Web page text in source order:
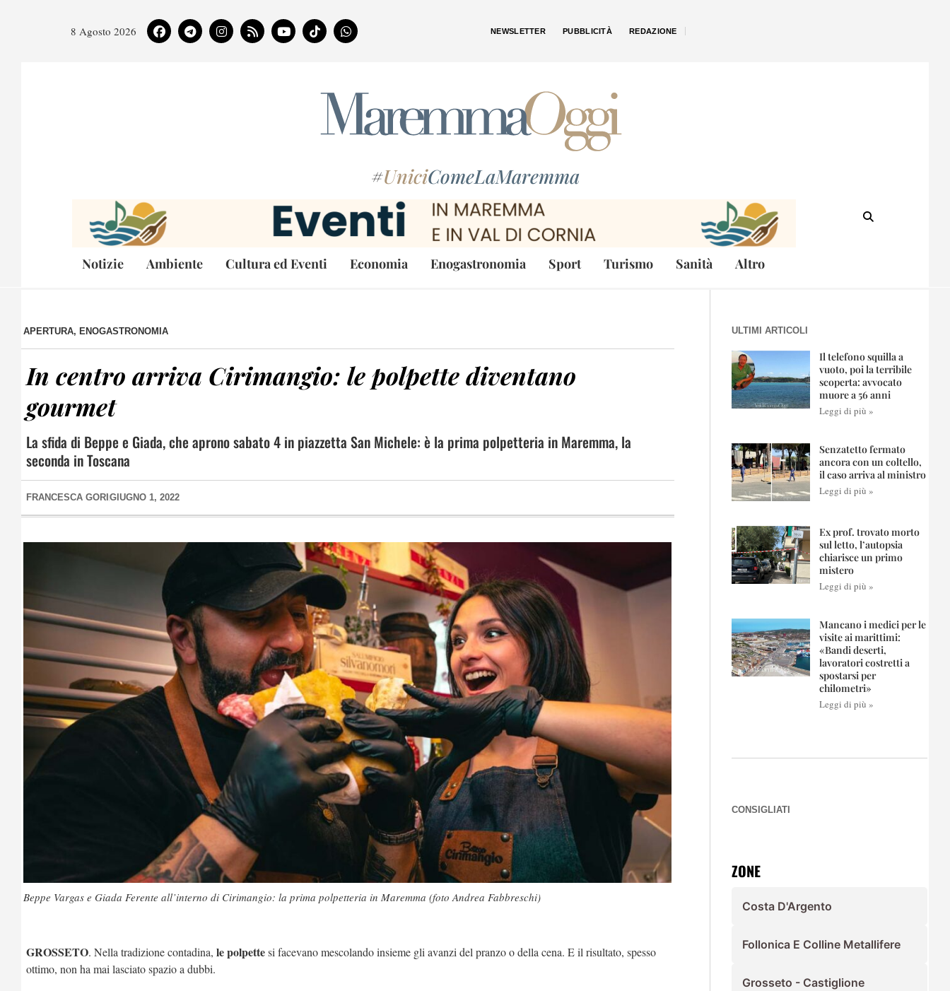
8 Agosto 2026 NEWSLETTER PUBBLICITÀ REDAZIONE
#UniciComeLaMaremma
Notizie Ambiente Cultura ed Eventi Economia Enogastronomia Sport Turismo Sanità Altro
APERTURA, ENOGASTRONOMIA
In centro arriva Cirimangio: le polpette diventano
gourmet
La sfida di Beppe e Giada, che aprono sabato 4 in piazzetta San Michele: è la prima polpetteria in Maremma, la
seconda in Toscana
FRANCESCA GORI GIUGNO 1, 2022
Beppe Vargas e Giada Ferente all’interno di Cirimangio: la prima polpetteria in Maremma (foto Andrea Fabbreschi)
GROSSETO. Nella tradizione contadina, le polpettesi facevano mescolando insieme gli avanzi del pranzo o della cena. E il risultato, spesso
ottimo, non ha mai lasciato spazio a dubbi.
ULTIMI ARTICOLI
Il telefono squilla a
vuoto, poi la terribile
scoperta: avvocato
muore a 56 anni
Leggi di più »
Senzatetto fermato
ancora con un coltello,
il caso arriva al ministro
Leggi di più »
Ex prof. trovato morto
sul letto, l’autopsia
chiarisce un primo
mistero
Leggi di più »
Mancano i medici per le
visite ai marittimi:
«Bandi deserti,
lavoratori costretti a
spostarsi per
chilometri»
Leggi di più »
CONSIGLIATI
ZONE
Costa D'Argento
Follonica E Colline Metallifere
Grosseto - Castiglione